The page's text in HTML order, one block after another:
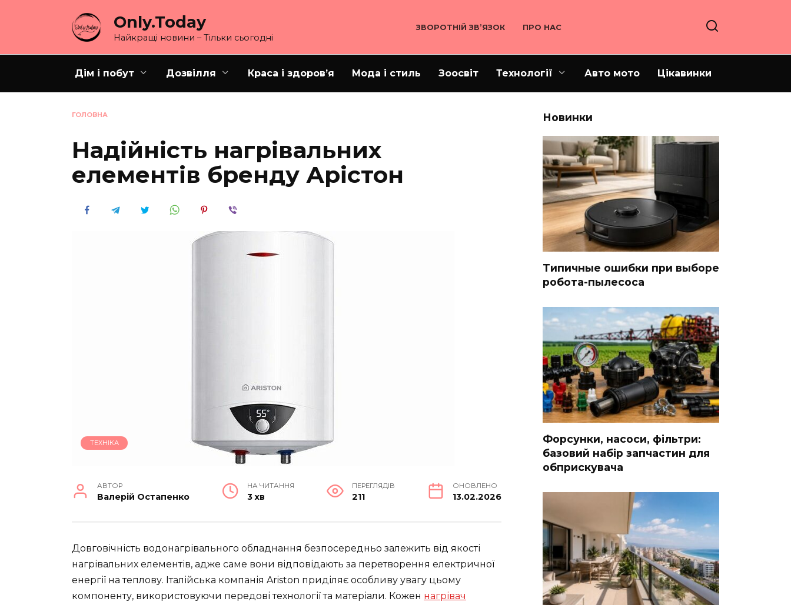
Only.Today
Найкращі новини – Тільки сьогодні
ЗВОРОТНІЙ ЗВ’ЯЗОК ПРО НАС
Дім і побут Дозвілля Краса і здоров’я Мода і стиль Зоосвіт Технології Авто мото Цікавинки
ГОЛОВНА
Надійність нагрівальних
елементів бренду Арістон
ТЕХНІКА
АВТОР
Валерій Остапенко
НА ЧИТАННЯ
3 хв
ПЕРЕГЛЯДІВ
211
ОНОВЛЕНО
13.02.2026
Довговічність водонагрівального обладнання безпосередньо залежить від якості
нагрівальних елементів, адже саме вони відповідають за перетворення електричної
енергії на теплову. Італійська компанія Ariston приділяє особливу увагу цьому
компоненту, використовуючи передові технології та матеріали. Кожен нагрівач
Новинки
Типичные ошибки при выборе
робота-пылесоса
Форсунки, насоси, фільтри:
базовий набір запчастин для
обприскувача